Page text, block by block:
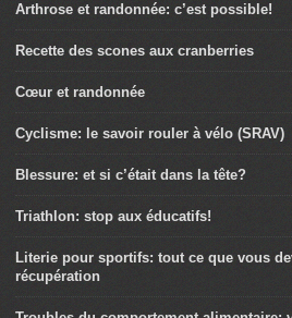
Arthrose et randonnée: c’est possible!
Recette des scones aux cranberries
Cœur et randonnée
Cyclisme: le savoir rouler à vélo (SRAV)
Blessure: et si c’était dans la tête?
Triathlon: stop aux éducatifs!
Literie pour sportifs: tout ce que vous
récupération